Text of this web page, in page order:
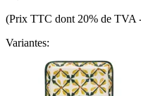
(Prix TTC dont 20% de TVA
Variantes: